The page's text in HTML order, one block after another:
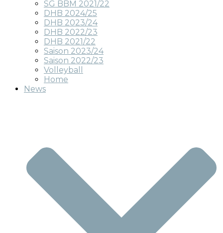
SG BBM 2021/22
DHB 2024/25
DHB 2023/24
DHB 2022/23
DHB 2021/22
Saison 2023/24
Saison 2022/23
Volleyball
Home
News